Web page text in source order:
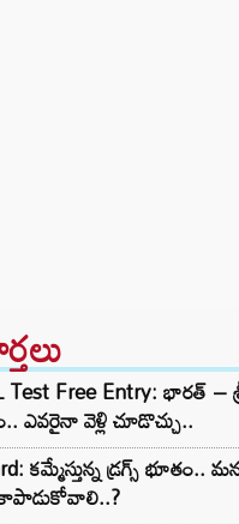
Free Entry: భారత్ –
ఎవరైనా వెళ్లి చూడొచ్చు..
కమ్మేస్తున్న డ్రగ్స్ భూతం.. మన